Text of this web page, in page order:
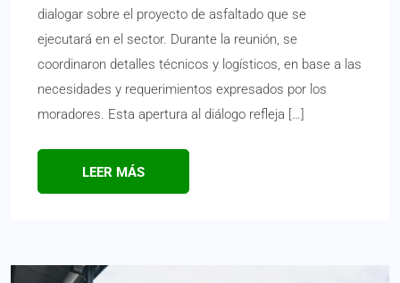
dialogar sobre el proyecto de asfaltado que se
ejecutará en el sector. Durante la reunión, se
coordinaron detalles técnicos y logísticos, en base a las
necesidades y requerimientos expresados por los
moradores. Esta apertura al diálogo refleja […]
LEER MÁS